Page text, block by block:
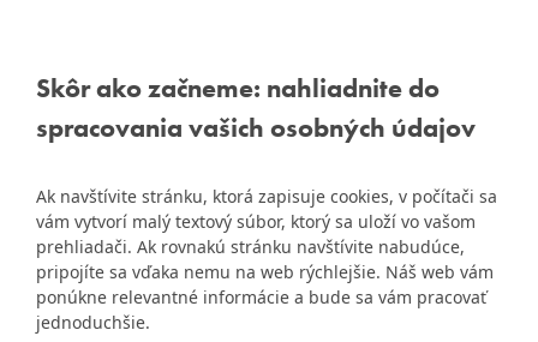
Skôr ako začneme: nahliadnite do
spracovania vašich osobných údajov
Ak navštívite stránku, ktorá zapisuje cookies, v počítači sa
vám vytvorí malý textový súbor, ktorý sa uloží vo vašom
prehliadači. Ak rovnakú stránku navštívite nabudúce,
pripojíte sa vďaka nemu na web rýchlejšie. Náš web vám
ponúkne relevantné informácie a bude sa vám pracovať
jednoduchšie.
Staršie informácie a dokumenty
starej stránke Dúbravky
Naša mestská časť získala 3.
miesto v súťažiZlatyErb.sk
o
najlepšiu internetovú stránku
samospráv za rok 2020
Žatevná 2, 844 02
IČO: 00603406
DIČ: 2020919120
IČ DPH: Nie sme platca
DPH
Bankové spojenie: